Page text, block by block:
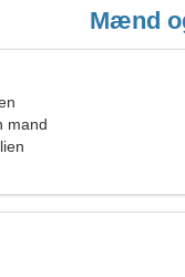
Mænd
mand